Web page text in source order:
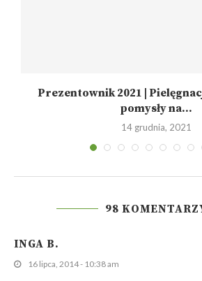
Prezentownik 2021 |
pomysły na...
14 grudnia, 2021
98
INGA B.
16 lipca, 2014 - 10:38 am